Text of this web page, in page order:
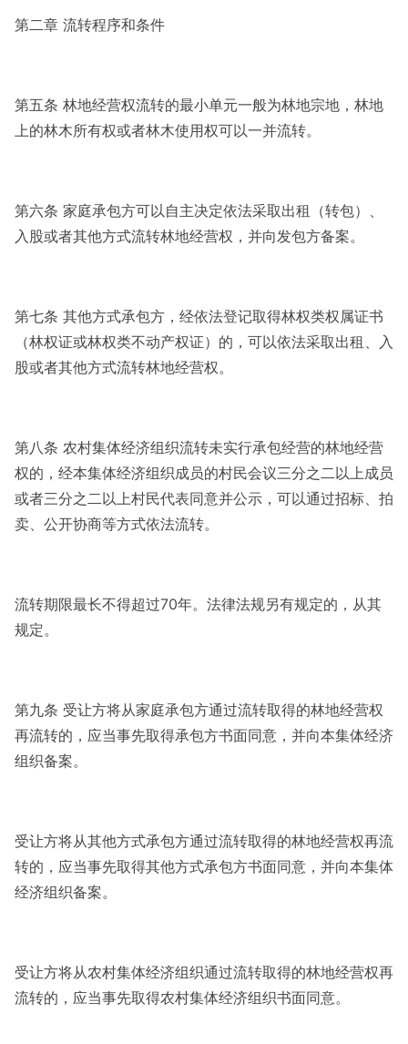
第二章 流转程序和条件
第五条 林地经营权流转的最小单元一般为林地宗地，林地
上的林木所有权或者林木使用权可以一并流转。
第六条 家庭承包方可以自主决定依法采取出租（转包）、
入股或者其他方式流转林地经营权，并向发包方备案。
第七条 其他方式承包方，经依法登记取得林权类权属证书
（林权证或林权类不动产权证）的，可以依法采取出租、入
股或者其他方式流转林地经营权。
第八条 农村集体经济组织流转未实行承包经营的林地经营
权的，经本集体经济组织成员的村民会议三分之二以上成员
或者三分之二以上村民代表同意并公示，可以通过招标、拍
卖、公开协商等方式依法流转。
流转期限最长不得超过70年。法律法规另有规定的，从其
规定。
第九条 受让方将从家庭承包方通过流转取得的林地经营权
再流转的，应当事先取得承包方书面同意，并向本集体经济
组织备案。
受让方将从其他方式承包方通过流转取得的林地经营权再流
转的，应当事先取得其他方式承包方书面同意，并向本集体
经济组织备案。
受让方将从农村集体经济组织通过流转取得的林地经营权再
流转的，应当事先取得农村集体经济组织书面同意。